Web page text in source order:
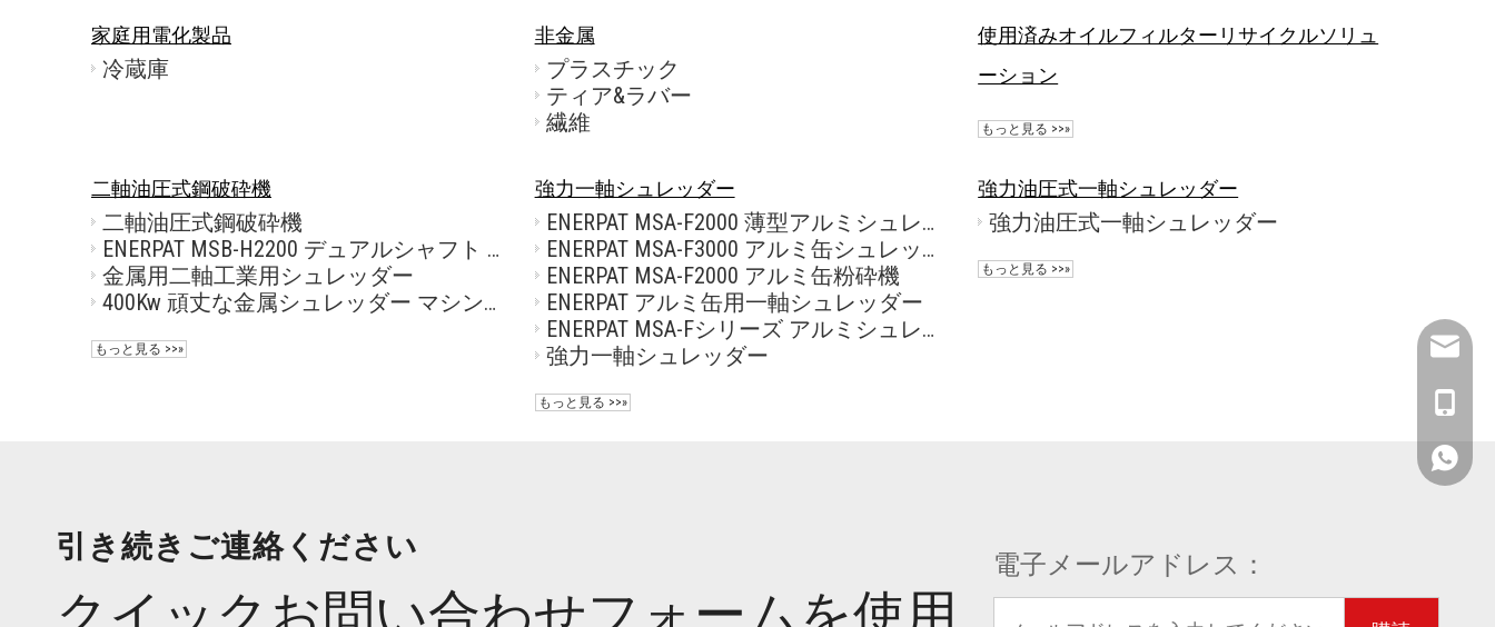
家庭用電化製品
冷蔵庫
非金属
プラスチック
ティア&ラバー
繊維
使用済みオイルフィルターリサイクルソリュ
ーション
もっと見る >>»
二軸油圧式鋼破砕機
二軸油圧式鋼破砕機
ENERPAT MSB-H2200 デュアルシャフト スチール シュレッダー マシン販売
金属用二軸工業用シュレッダー
400Kw 頑丈な金属シュレッダー マシンの価格
もっと見る >>»
強力一軸シュレッダー
ENERPAT MSA-F2000 薄型アルミシュレッダーサプライヤー
ENERPAT MSA-F3000 アルミ缶シュレッダー 販売中
ENERPAT MSA-F2000 アルミ缶粉砕機
ENERPAT アルミ缶用一軸シュレッダー
ENERPAT MSA-Fシリーズ アルミシュレッダーマシンメーカー
強力一軸シュレッダー
もっと見る >>»
強力油圧式一軸シュレッダー
強力油圧式一軸シュレッダー
もっと見る >>»
引き続きご連絡ください
クイックお問い合わせフォームを使用
電子メールアドレス：
+1909-